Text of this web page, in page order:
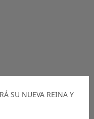
SU NUEVA REINA Y